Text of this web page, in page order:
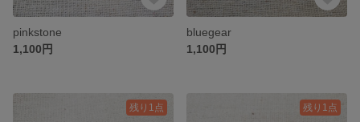
pinkstone
1,100円
bluegear
1,100円
残り1点 残り1点